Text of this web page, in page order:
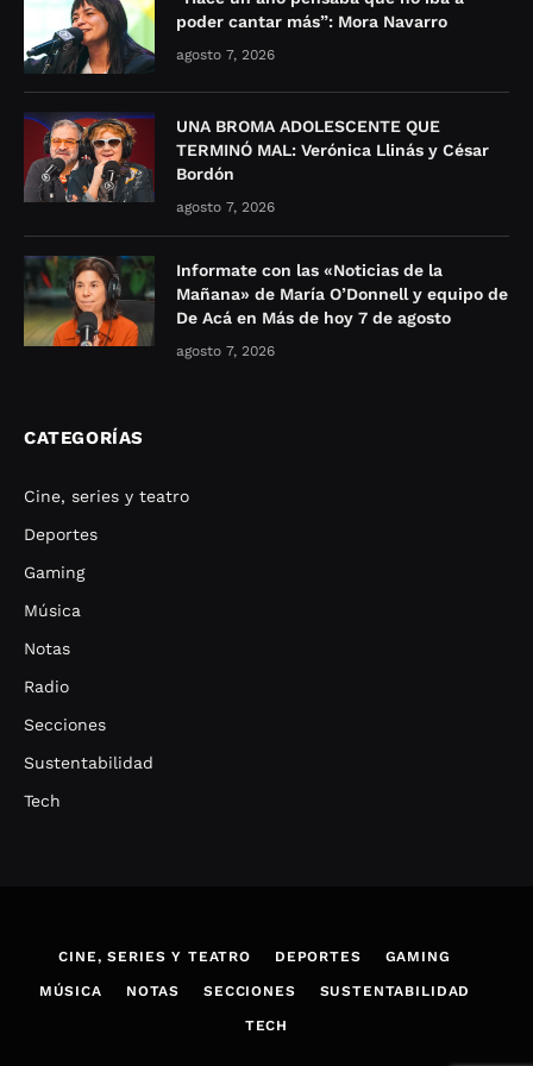
poder cantar más”: Mora Navarro
agosto 7, 2026
UNA BROMA ADOLESCENTE QUE
TERMINÓ MAL: Verónica Llinás y César
Bordón
agosto 7, 2026
Informate con las «Noticias de la
Mañana» de María O’Donnell y equipo de
De Acá en Más de hoy 7 de agosto
agosto 7, 2026
CATEGORÍAS
Cine, series y teatro
Deportes
Gaming
Música
Notas
Radio
Secciones
Sustentabilidad
Tech
CINE, SERIES Y TEATRO DEPORTES GAMING
MÚSICA NOTAS SECCIONES SUSTENTABILIDAD
TECH